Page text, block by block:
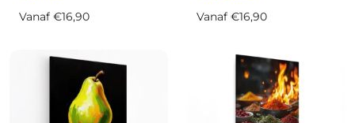
Vanaf €16,90
Vanaf €16,90